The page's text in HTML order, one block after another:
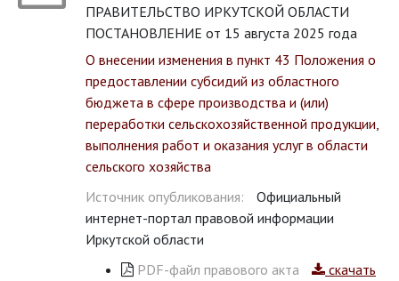
ПРАВИТЕЛЬСТВО ИРКУТСКОЙ ОБЛАСТИ
ПОСТАНОВЛЕНИЕ от 15 августа 2025 года
О внесении изменения в пункт 43 Положения о
предоставлении субсидий из областного
бюджета в сфере производства и (или)
переработки сельскохозяйственной продукции,
выполнения работ и оказания услуг в области
сельского хозяйства
Источник опубликования:
Официальный
интернет-портал правовой информации
Иркутской области
PDF-файл правового акта
скачать